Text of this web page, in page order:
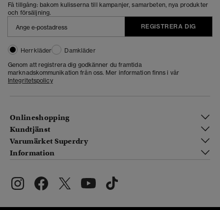
Få tillgång: bakom kulisserna till kampanjer, samarbeten, nya produkter
och försäljning.
REGISTRERA DIG
Herrkläder
Damkläder
Genom att registrera dig godkänner du framtida
marknadskommunikation från oss. Mer information finns i vår
Integritetspolicy
Onlineshopping
Kundtjänst
Varumärket Superdry
Information